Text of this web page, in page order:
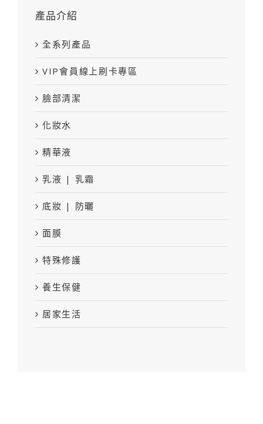
產品介紹
全系列產品
VIP會員線上刷卡專區
臉部清潔
化妝水
精華液
乳液 | 乳霜
底妝 | 防曬
面膜
特殊修護
養生保健
居家生活